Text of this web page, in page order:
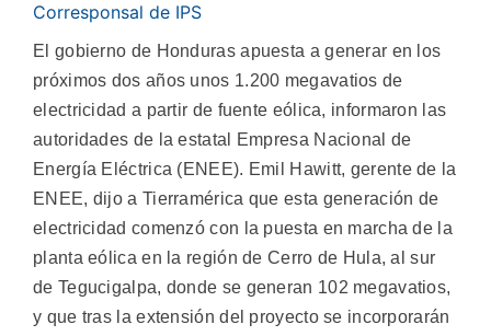
Corresponsal de IPS
El gobierno de Honduras apuesta a generar en los
próximos dos años unos 1.200 megavatios de
electricidad a partir de fuente eólica, informaron las
autoridades de la estatal Empresa Nacional de
Energía Eléctrica (ENEE). Emil Hawitt, gerente de la
ENEE, dijo a Tierramérica que esta generación de
electricidad comenzó con la puesta en marcha de la
planta eólica en la región de Cerro de Hula, al sur
de Tegucigalpa, donde se generan 102 megavatios,
y que tras la extensión del proyecto se incorporarán